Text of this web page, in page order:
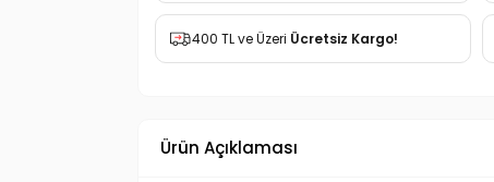
400 TL ve Üzeri Ücretsiz Kargo!
Ürün Açıklaması